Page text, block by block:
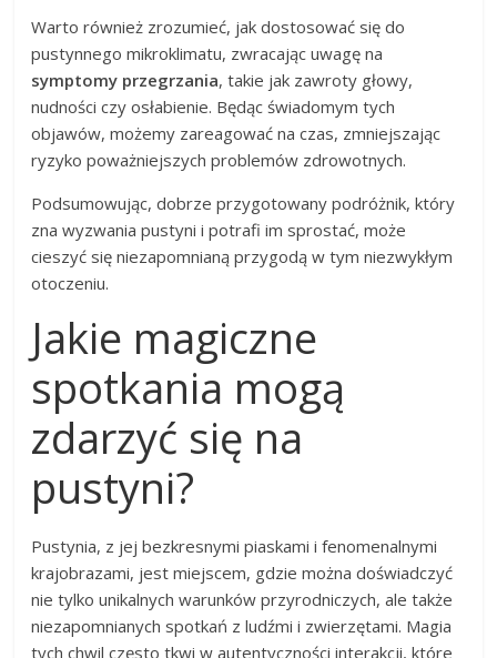
Warto również zrozumieć, jak dostosować się do
pustynnego mikroklimatu, zwracając uwagę na
symptomy przegrzania, takie jak zawroty głowy,
nudności czy osłabienie. Będąc świadomym tych
objawów, możemy zareagować na czas, zmniejszając
ryzyko poważniejszych problemów zdrowotnych.
Podsumowując, dobrze przygotowany podróżnik, który
zna wyzwania pustyni i potrafi im sprostać, może
cieszyć się niezapomnianą przygodą w tym niezwykłym
otoczeniu.
Jakie magiczne
spotkania mogą
zdarzyć się na
pustyni?
Pustynia, z jej bezkresnymi piaskami i fenomenalnymi
krajobrazami, jest miejscem, gdzie można doświadczyć
nie tylko unikalnych warunków przyrodniczych, ale także
niezapomnianych spotkań z ludźmi i zwierzętami. Magia
tych chwil często tkwi w autentyczności interakcji, które